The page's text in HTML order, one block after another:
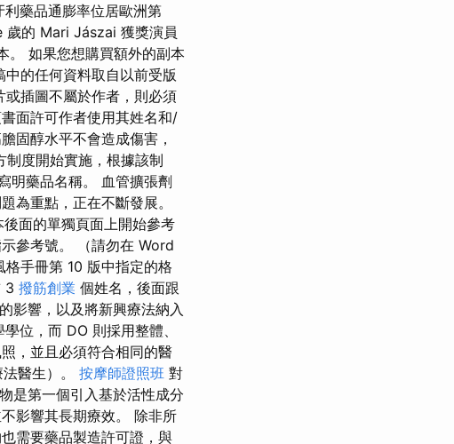
藥品通膨率位居歐洲第
歲的 Mari Jászai 獲獎演員
。 如果您想購買額外的副本
的任何資料取自以前受版
或插圖不屬於作者，則必須
面許可作者使用其姓名和/
固醇水平不會造成傷害，
度開始實施，根據該制
明藥品名稱。 血管擴張劑
為重點，正在不斷發展。
面的單獨頁面上開始參考
參考號。 （請勿在 Word
手冊第 10 版中指定的格
3 撥筋創業 個姓名，後面跟
影響，以及將新興療法納入
位，而 DO 則採用整體、
，並且必須符合相同的醫
醫生）。 按摩師證照班 對
是第一個引入基於活性成分
影響其長期療效。 除非所
需要藥品製造許可證，與